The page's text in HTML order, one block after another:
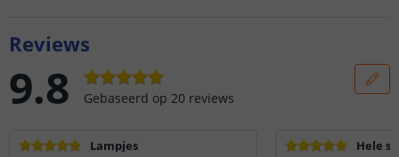
Reviews
9.8 Gebaseerd op 20 reviews
Lampjes
Hele